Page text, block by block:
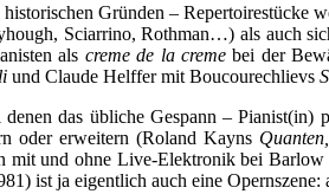
Gründen – Repertoirestücke
Sciarrino, Rothman…) als auch
als creme de la cremebei der
und Claude Helffer mit Boucourechlievs
das übliche Gespann –
oder erweitern (Roland Kayns Quanten,
und ohne Live-Elektronik bei
ist ja eigentlich auch eine Opernszene: